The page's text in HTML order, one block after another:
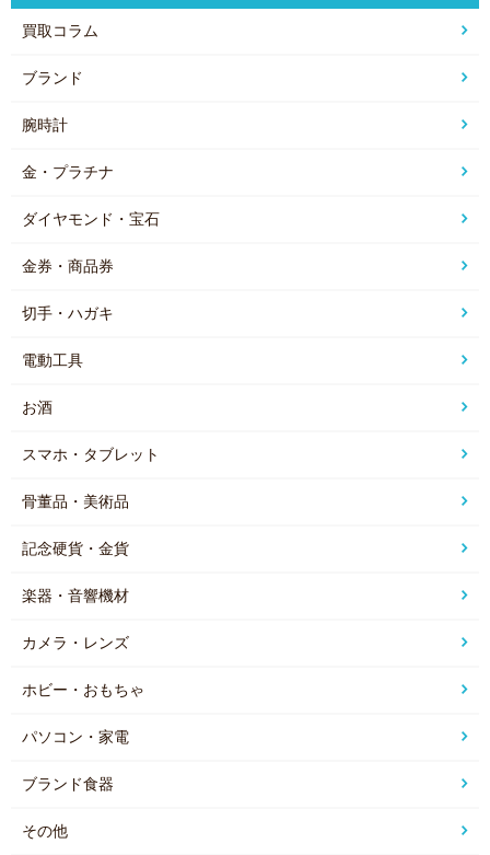
買取コラム
ブランド
腕時計
金・プラチナ
ダイヤモンド・宝石
金券・商品券
切手・ハガキ
電動工具
お酒
スマホ・タブレット
骨董品・美術品
記念硬貨・金貨
楽器・音響機材
カメラ・レンズ
ホビー・おもちゃ
パソコン・家電
ブランド食器
その他